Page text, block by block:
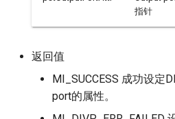
指针
返回值
MI_SUCCESS 成功设定
port的属性。